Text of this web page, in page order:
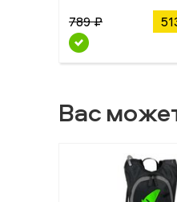
789 ₽
Вас